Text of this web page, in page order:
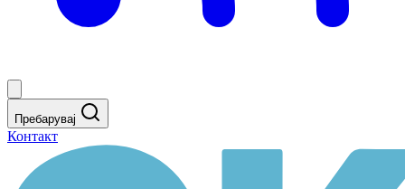
Пребарувај
Контакт